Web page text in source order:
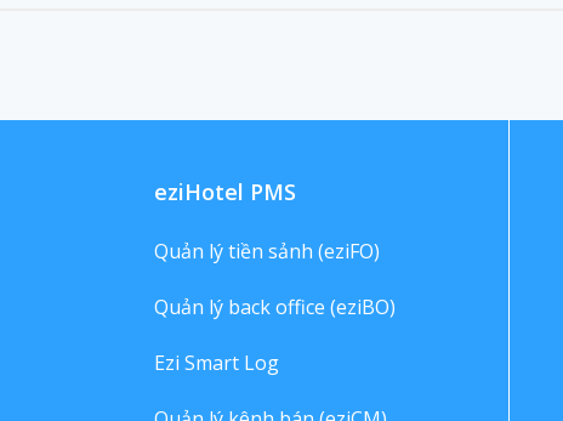
eziHotel PMS
Quản lý tiền sảnh (eziFO)
Quản lý back office (eziBO)
Ezi Smart Log